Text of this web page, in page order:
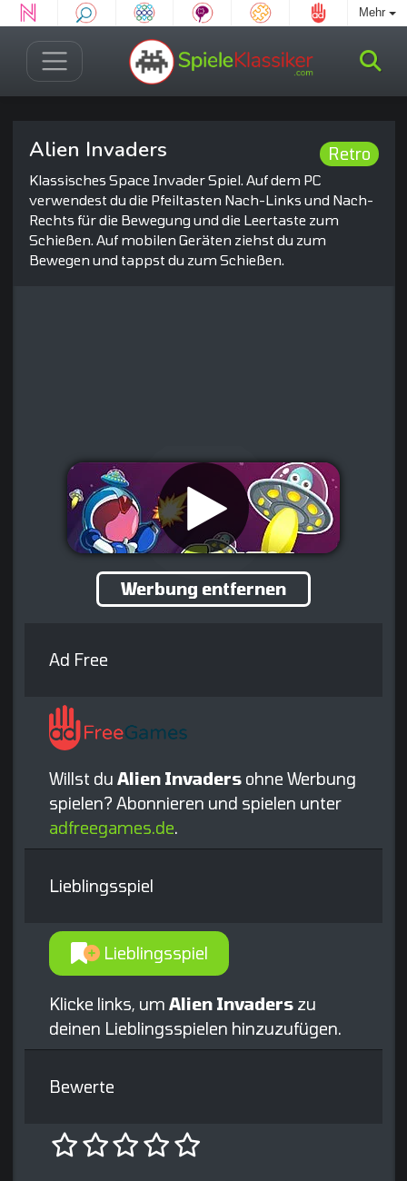
Mehr
Retro
Alien Invaders
Klassisches Space Invader Spiel. Auf dem PC
verwendest du die Pfeiltasten Nach-Links und Nach-
Rechts für die Bewegung und die Leertaste zum
Schießen. Auf mobilen Geräten ziehst du zum
Bewegen und tappst du zum Schießen.
Werbung entfernen
Ad Free
Willst du Alien Invaders ohne Werbung
spielen? Abonnieren und spielen unter
adfreegames.de.
Lieblingsspiel
Lieblingsspiel
Klicke links, um Alien Invaders zu
deinen Lieblingsspielen hinzuzufügen.
Bewerte